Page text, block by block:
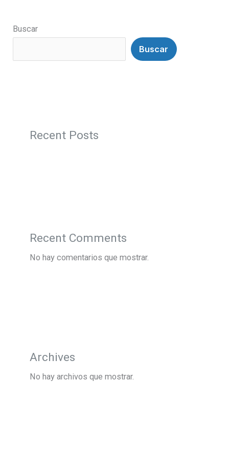
Buscar
Buscar
Recent Posts
Recent Comments
No hay comentarios que mostrar.
Archives
No hay archivos que mostrar.